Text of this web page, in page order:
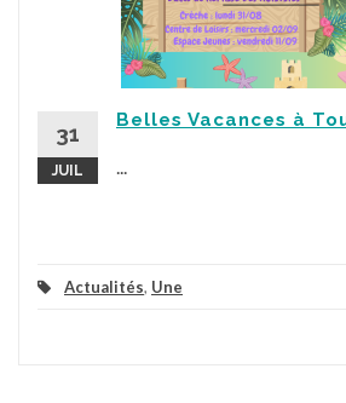
31
JUIL
Belles Vacances à
Actualités, Une